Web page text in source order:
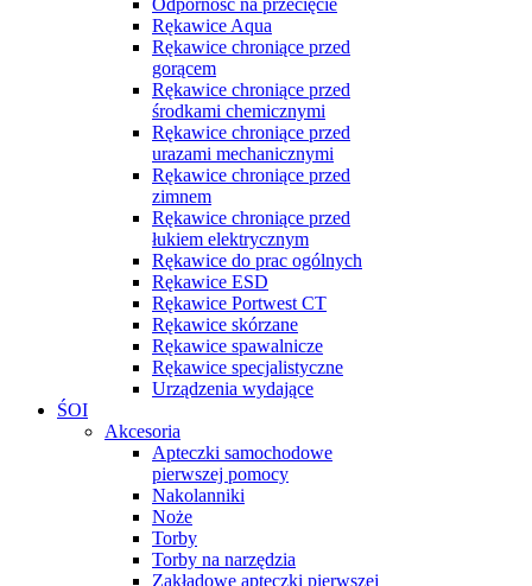
Rękawice Aqua
Rękawice chroniące przed
gorącem
Rękawice chroniące przed
środkami chemicznymi
Rękawice chroniące przed
urazami mechanicznymi
Rękawice chroniące przed
zimnem
Rękawice chroniące przed
łukiem elektrycznym
Rękawice do prac ogólnych
Rękawice ESD
Rękawice Portwest CT
Rękawice skórzane
Rękawice spawalnicze
Rękawice specjalistyczne
Urządzenia wydające
ŚOI
Akcesoria
Apteczki samochodowe
pierwszej pomocy
Nakolanniki
Noże
Torby
Torby na narzędzia
Zakładowe apteczki pierwszej